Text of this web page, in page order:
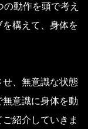
動作を頭で考え
構えて、身体を
、無意識な状態
意識に身体を動
紹介していきま